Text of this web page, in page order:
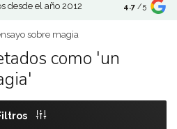
desde el año 2012 4.7 /5
sobre magia
como 'un